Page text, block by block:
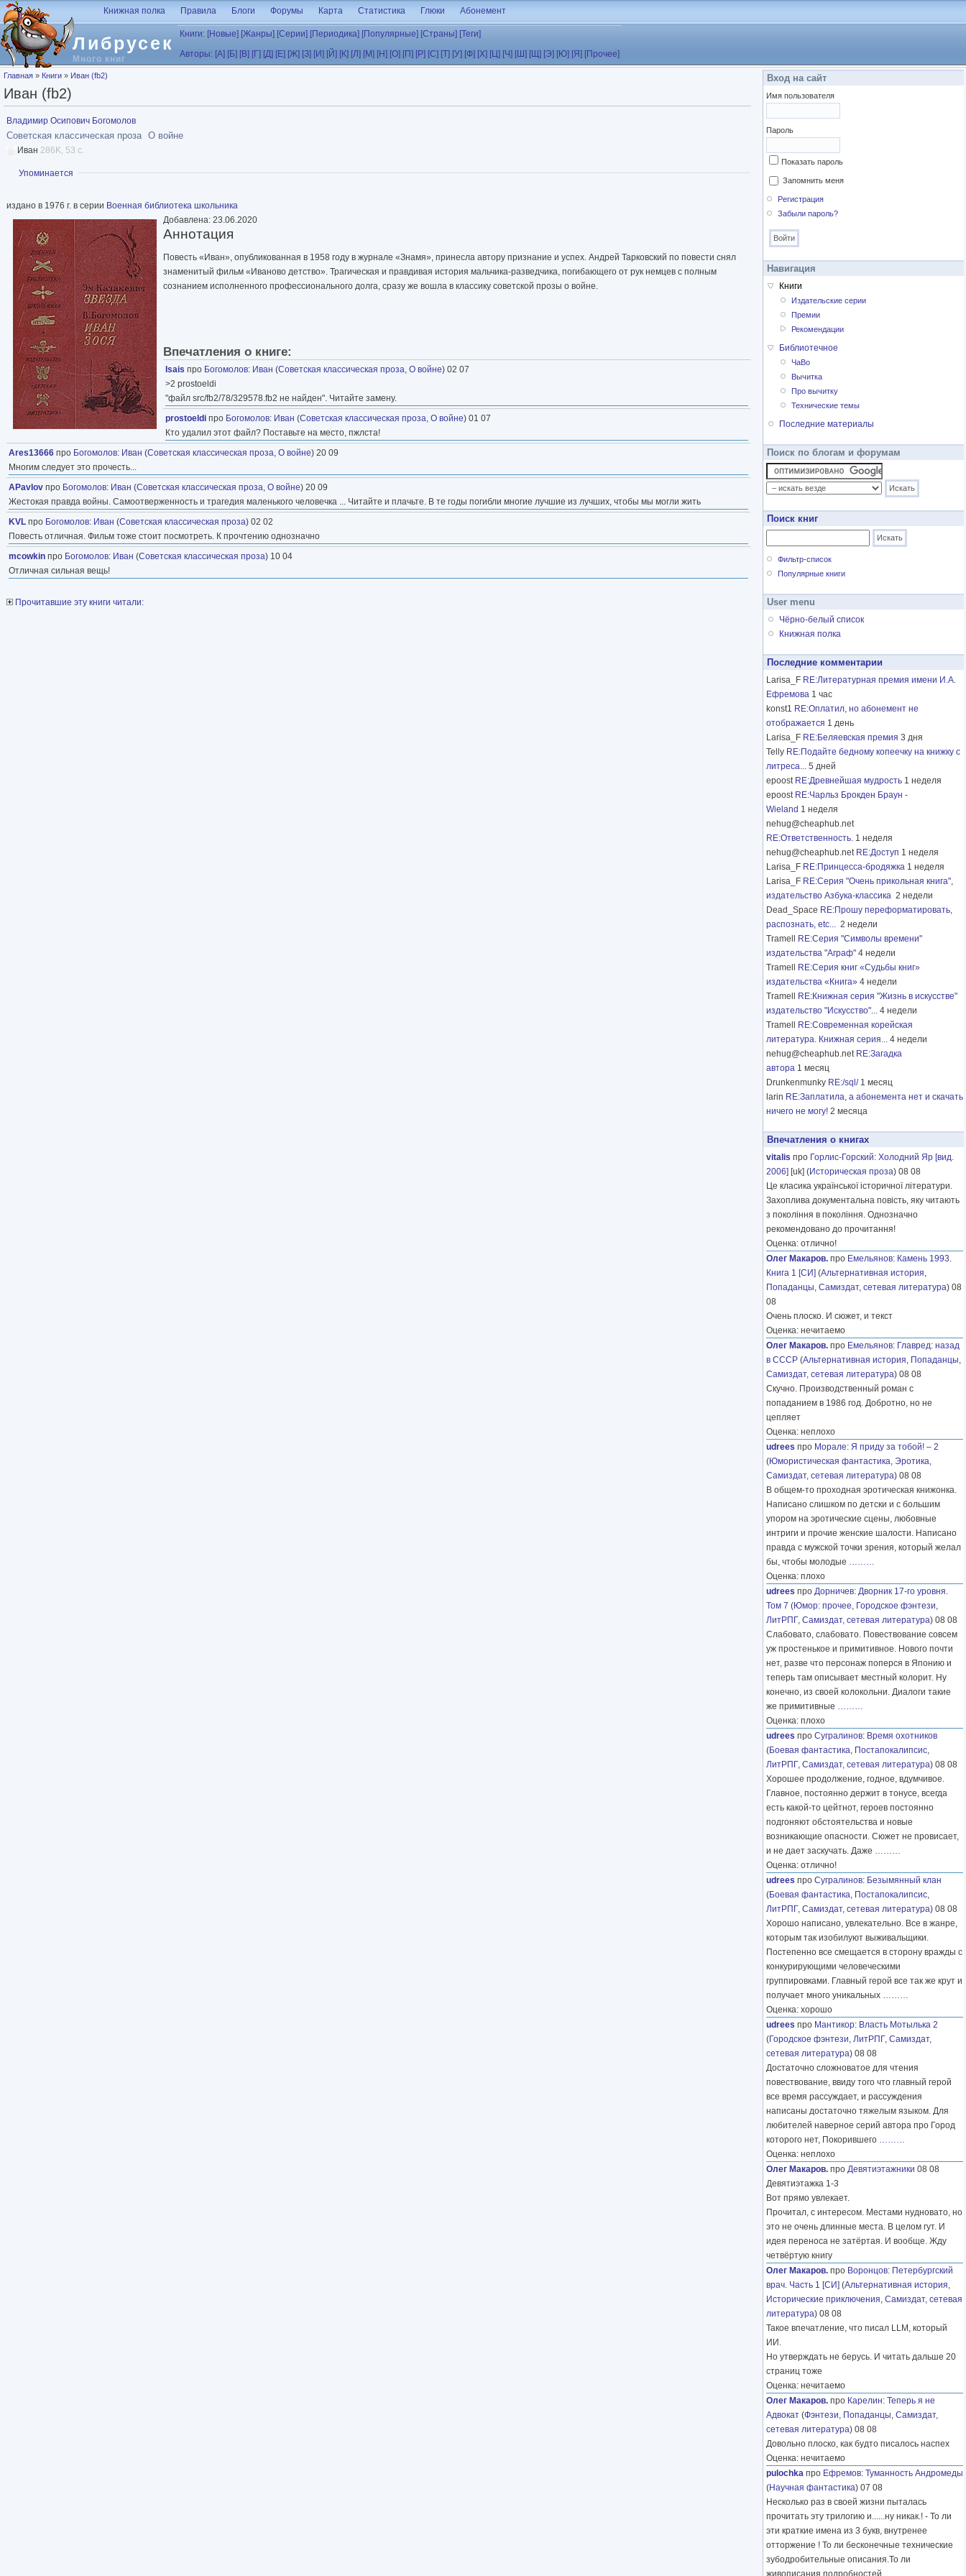
Перейти к основному содержанию
Либрусек
Много книг
Книжная полка Правила Блоги Форумы Карта Статистика Глюки Абонемент
Книги: [Новые] [Жанры] [Серии] [Периодика] [Популярные] [Страны] [Теги]
Авторы: [А] [Б] [В] [Г] [Д] [Е] [Ж] [З] [И] [Й] [К] [Л] [М] [Н] [О] [П] [Р] [С] [Т] [У] [Ф] [Х] [Ц] [Ч] [Ш] [Щ] [Э] [Ю] [Я] [Прочее]
Вы здесь
Главная » Книги » Иван (fb2)
Иван (fb2)
Владимир Осипович Богомолов
Советская классическая проза О войне
Иван 286K, 53 с.
Показать
Упоминается
издано в 1976 г. в серии Военная библиотека школьника
Добавлена: 23.06.2020
Аннотация
Повесть «Иван», опубликованная в 1958 году в журнале «Знамя», принесла автору признание и успех. Андрей Тарковский по повести снял
знаменитый фильм «Иваново детство». Трагическая и правдивая история мальчика-разведчика, погибающего от рук немцев с полным
сознанием исполненного профессионального долга, сразу же вошла в классику советской прозы о войне.
Впечатления о книге:
Isais про Богомолов: Иван (Советская классическая проза, О войне) 02 07
>2 prostoeldi
"файл src/fb2/78/329578.fb2 не найден". Читайте замену.
prostoeldi про Богомолов: Иван (Советская классическая проза, О войне) 01 07
Кто удалил этот файл? Поставьте на место, пжлста!
Ares13666 про Богомолов: Иван (Советская классическая проза, О войне) 20 09
Многим следует это прочесть...
APavlov про Богомолов: Иван (Советская классическая проза, О войне) 20 09
Жестокая правда войны. Самоотверженность и трагедия маленького человечка ... Читайте и плачьте. В те годы погибли многие лучшие из лучших, чтобы мы могли жить
KVL про Богомолов: Иван (Советская классическая проза) 02 02
Повесть отличная. Фильм тоже стоит посмотреть. К прочтению однозначно
mcowkin про Богомолов: Иван (Советская классическая проза) 10 04
Отличная сильная вещь!
Прочитавшие эту книги читали:
Вход на сайт
Имя пользователя
Пароль
Показать пароль
Запомнить меня
Регистрация
Забыли пароль?
Навигация
Книги
Издательские серии
Премии
Рекомендации
Библиотечное
ЧаВо
Вычитка
Про вычитку
Технические темы
Последние материалы
Поиск по блогам и форумам
Поиск книг
Фильтр-список
Популярные книги
User menu
Чёрно-белый список
Книжная полка
Последние комментарии
Larisa_F RE:Литературная премия имени И.А.
Ефремова 1 час
konst1 RE:Оплатил, но абонемент не
отображается 1 день
Larisa_F RE:Беляевская премия 3 дня
Telly RE:Подайте бедному копеечку на книжку с
литреса... 5 дней
epoost RE:Древнейшая мудрость 1 неделя
epoost RE:Чарльз Брокден Браун -
Wieland 1 неделя
nehug@cheaphub.net
RE:Ответственность. 1 неделя
nehug@cheaphub.net RE:Доступ 1 неделя
Larisa_F RE:Принцесса-бродяжка 1 неделя
Larisa_F RE:Серия "Очень прикольная книга",
издательство Азбука-классика 2 недели
Dead_Space RE:Прошу переформатировать,
распознать, etc... 2 недели
Tramell
RE:Серия "Символы времени"
издательства "Аграф" 4 недели
Tramell
RE:Серия книг «Судьбы книг»
издательства «Книга» 4 недели
Tramell
RE:Книжная серия "Жизнь в искусстве"
издательство "Искусство"... 4 недели
Tramell
RE:Современная корейская
литература. Книжная серия... 4 недели
nehug@cheaphub.net RE:Загадка
автора 1 месяц
Drunkenmunky RE:/sql/ 1 месяц
larin RE:Заплатила, а абонемента нет и скачать
ничего не могу! 2 месяца
Впечатления о книгах
vitalis про Горлис-Горский: Холодний Яр [вид.
2006] [uk] (Историческая проза) 08 08
Це класика української історичної літератури.
Захоплива документальна повість, яку читають
з покоління в покоління. Однозначно
рекомендовано до прочитання!
Оценка: отлично!
Олег Макаров. про Емельянов: Камень 1993.
Книга 1 [СИ] (Альтернативная история,
Попаданцы, Самиздат, сетевая литература) 08
08
Очень плоско. И сюжет, и текст
Оценка: нечитаемо
Олег Макаров. про Емельянов: Главред: назад
в СССР (Альтернативная история, Попаданцы,
Самиздат, сетевая литература) 08 08
Скучно. Производственный роман с
попаданием в 1986 год. Добротно, но не
цепляет
Оценка: неплохо
udrees про Морале: Я приду за тобой! – 2
(Юмористическая фантастика, Эротика,
Самиздат, сетевая литература) 08 08
В общем-то проходная эротическая книжонка.
Написано слишком по детски и с большим
упором на эротические сцены, любовные
интриги и прочие женские шалости. Написано
правда с мужской точки зрения, который желал
бы, чтобы молодые ………
Оценка: плохо
udrees про Дорничев: Дворник 17-го уровня.
Том 7 (Юмор: прочее, Городское фэнтези,
ЛитРПГ, Самиздат, сетевая литература) 08 08
Слабовато, слабовато. Повествование совсем
уж простенькое и примитивное. Нового почти
нет, разве что персонаж поперся в Японию и
теперь там описывает местный колорит. Ну
конечно, из своей колокольни. Диалоги такие
же примитивные ………
Оценка: плохо
udrees про Сугралинов: Время охотников
(Боевая фантастика, Постапокалипсис,
ЛитРПГ, Самиздат, сетевая литература) 08 08
Хорошее продолжение, годное, вдумчивое.
Главное, постоянно держит в тонусе, всегда
есть какой-то цейтнот, героев постоянно
подгоняют обстоятельства и новые
возникающие опасности. Сюжет не провисает,
и не дает заскучать. Даже ………
Оценка: отлично!
udrees про Сугралинов: Безымянный клан
(Боевая фантастика, Постапокалипсис,
ЛитРПГ, Самиздат, сетевая литература) 08 08
Хорошо написано, увлекательно. Все в жанре,
которым так изобилуют выживальщики.
Постепенно все смещается в сторону вражды с
конкурирующими человеческими
группировками. Главный герой все так же крут и
получает много уникальных ………
Оценка: хорошо
udrees про Мантикор: Власть Мотылька 2
(Городское фэнтези, ЛитРПГ, Самиздат,
сетевая литература) 08 08
Достаточно сложноватое для чтения
повествование, ввиду того что главный герой
все время рассуждает, и рассуждения
написаны достаточно тяжелым языком. Для
любителей наверное серий автора про Город
которого нет, Покорившего ………
Оценка: неплохо
Олег Макаров. про Девятиэтажники 08 08
Девятиэтажка 1-3
Вот прямо увлекает.
Прочитал, с интересом. Местами нудновато, но
это не очень длинные места. В целом гут. И
идея переноса не затёртая. И вообще. Жду
четвёртую книгу
Олег Макаров. про Воронцов: Петербургский
врач. Часть 1 [СИ] (Альтернативная история,
Исторические приключения, Самиздат, сетевая
литература) 08 08
Такое впечатление, что писал LLM, который
ИИ.
Но утверждать не берусь. И читать дальше 20
страниц тоже
Оценка: нечитаемо
Олег Макаров. про Карелин: Теперь я не
Адвокат (Фэнтези, Попаданцы, Самиздат,
сетевая литература) 08 08
Довольно плоско, как будто писалось наспех
Оценка: нечитаемо
pulochka про Ефремов: Туманность Андромеды
(Научная фантастика) 07 08
Несколько раз в своей жизни пыталась
прочитать эту трилогию и......ну никак.! - То ли
эти краткие имена из 3 букв, внутренее
отторжение ! То ли бесконечные технические
зубодробительные описания.То ли